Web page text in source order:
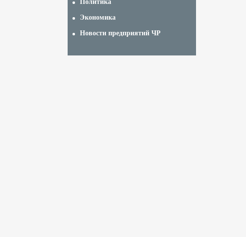
Экономика
Новости предприятий ЧР